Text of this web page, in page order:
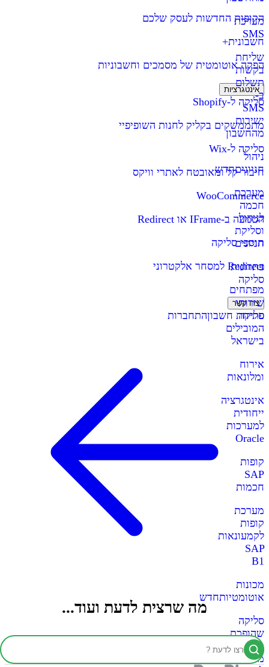
מערכת
SMS
שליחת
בקשות
תשלום
ב-
SMS
ישירות
מהחשבון
ניהול
חניוניםחדש
מערכת
חכמה
לניהול
וסליקת
חניונים
פתרונות
סליקה
שירותי
סליקה
המובילים
בישראל
אירוח
ומלונאות
אינטגרציה
ייחודית
למערכות
Oracle
קופות
SAP
חכמות
מערכת
קופות
לקמעונאות
SAP
B1
מכונות
אוטומטיותחדש
סליקה
שהופכת
כל
מכונה
הקופות החדשות לעסק שלכם
חשבונית+
הפקה אוטומטית של מסמכים וחשבוניות
אינטגרציות
סליקה ל-Shopify
מתממשקים בקליק לחנות השופיפיי
סליקה ל-Wix
חיבור קל ומאובטח לאתרי וויקס
WooCommerce
הטמעה ב-IFrame או Redirect
תוספי סליקה
Redirect למסחר אלקטרוני
מפתחים
צרו קשר
פתיחת חשבוןהתחברות
מה שרצית לדעת ועוד...